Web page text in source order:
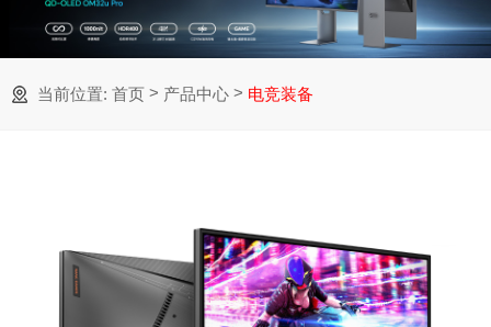
当前位置: 首页 > 产品中心 > 电竞装备